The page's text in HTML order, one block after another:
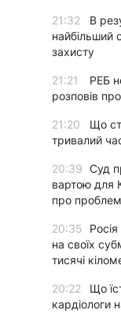
21:32
В
найбільший
захисту
21:21
РЕБ
розповів
21:20
Що
тривалий
20:39 Суд
вартою для
про
20:35
на своїх
тисячі
20:22
Що
кардіологи